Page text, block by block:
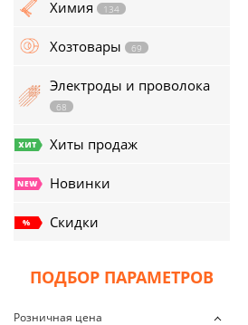
68
Хиты продаж
Новинки
Химия 134
Хозтовары 69
Электроды и проволока
68
Хиты продаж
Новинки
Скидки
ПОДБОР ПАРАМЕТРОВ
Розничная цена